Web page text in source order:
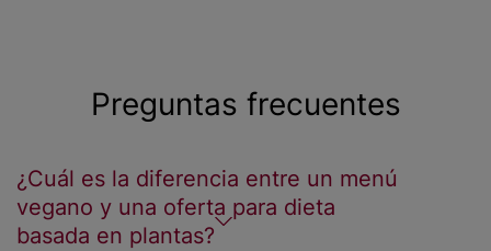
Preguntas frecuentes
¿Cuál es la diferencia entre un menú
vegano y una oferta para dieta
basada en plantas?